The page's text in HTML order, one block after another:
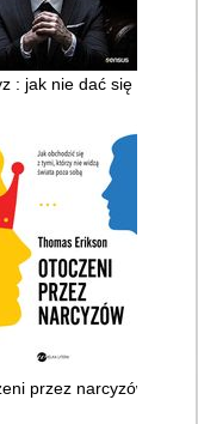
: jak nie dać się
bliskimi z osobowością
przez narcyzów : jak